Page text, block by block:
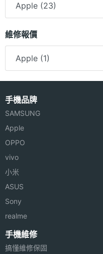
Apple (23)
維修報價
Apple (1)
手機品牌
SAMSUNG
Apple
OPPO
vivo
小米
ASUS
Sony
realme
手機維修
搞懂維修保固